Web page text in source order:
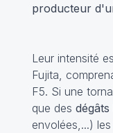
producteur
Leur intensité
Fujita,
F5. Si une
que des dégâts
envolées,...)